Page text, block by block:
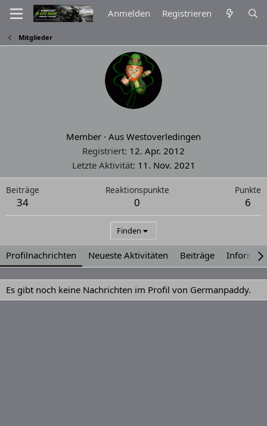
Anmelden Registrieren
Mitglieder
Member · Aus Westoverledingen
Registriert 12. Apr. 2012
Letzte Aktivität 11. Nov. 2021
Beiträge
34
Reaktionspunkte
0
Punkte
6
Finden
Profilnachrichten Neueste Aktivitäten Beiträge
Es gibt noch keine Nachrichten im Profil von Germanpaddy.